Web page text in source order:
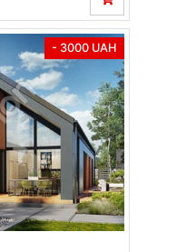
- 3000 UAH